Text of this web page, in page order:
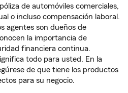
de automóviles comerciales,
o incluso compensación laboral.
agentes son dueños de
la importancia de
financiera continua.
todo para usted. En la
de que tiene los productos
para su negocio.